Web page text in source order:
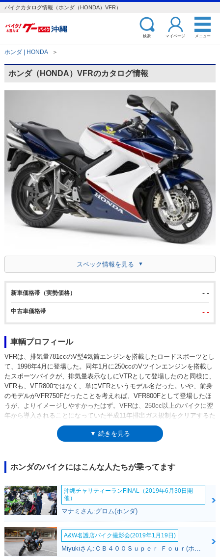
バイクカタログ情報（ホンダ（HONDA）VFR）
検索 マイページ メニュー
ホンダ | HONDA ＞
ホンダ（HONDA）VFRのカタログ情報
スペック情報を見る
新車価格帯（実勢価格） - -
中古車価格帯 - -
車輌プロフィール
VFRは、排気量781ccのV型4気筒エンジンを搭載したロードスポーツとし
て、1998年4月に登場した。同年1月に250ccのVツインエンジンを搭載し
たスポーツバイクが、排気量表示なしにVTRとして登場したのと同様に、
VFRも、VFR800ではなく、単にVFRというモデル名だった。いや、前身
のモデルがVFR750Fだったことを考えれば、VFR800Fとして登場したほ
うが、よりイメージしやすかったはず。VFRは、250cc以上のバイクに翌
年から導入されることになっていた平成11年排出ガス規制をクリアするた
めに、フューエルインジェクションと排出ガス浄化システムを備えながら
も、VFRシリーズが紡いできた高い運動性能を両立させていた。のちにホ
デザインを一新して、マフラーは（そのころ流行していた）センターアッ
プレイアウトになった。とはいえ、2002年新型のもっとも大きなトピッ
クは、エンジンの回転数に応じて吸排気のバルブ稼働本数を可変させる
VTECシステムを、V4エンジンに対して初めて採用したこと。それぞれの
回転域に応じたパワーデリバリーを行うとともに、静粛性や環境性能も高
められていた。2006年モデルでABSを標準装備したあとに、トリコロー
ルカラーのスペシャルモデル（2007年）を登場させ、約10年のモデルヒ
ストリーに幕を下ろした･･･かに思えたが、2014年に、ニューモデルが登
場。新型の車名には、ついに「イメージしやすい」VFR800Fが採用され
ていた。※既述のとおり、ホンダによる車名は「VFR」だが、市場では
▼ 続きを見る
ホンダのバイクにはこんな人たちが乗ってます
沖縄チャリティーランFINAL（2019年6月30日開
催）
マナミさん:グロム(ホンダ)
A&W名護店バイク撮影会(2019年1月19日)
Miyukiさん:ＣＢ４００Ｓｕｐｅｒ Ｆｏｕｒ(ホンダ)